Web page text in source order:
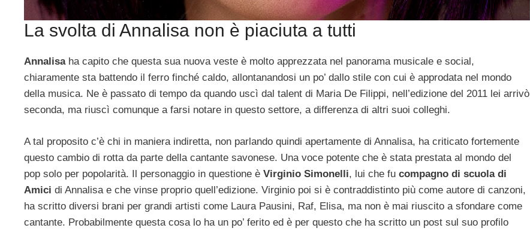
La svolta di Annalisa non è piaciuta a tutti
Annalisaha capito che questa sua nuova veste è molto apprezzata nel panorama musicale e social,
chiaramente sta battendo il ferro finché caldo, allontanandosi un po’ dallo stile con cui è approdata nel mondo
della musica. Ne è passato di tempo da quando uscì dal talent di Maria De Filippi, nell’edizione del 2011 lei arrivò
seconda, ma riuscì comunque a farsi notare in questo settore, a differenza di altri suoi colleghi.
A tal proposito c’è chi in maniera indiretta, non parlando quindi apertamente di Annalisa, ha criticato fortemente
questo cambio di rotta da parte della cantante savonese. Una voce potente che è stata prestata al mondo del
pop solo per popolarità. Il personaggio in questione è Virginio Simonelli, lui che fu compagno di scuola di
Amici di Annalisa e che vinse proprio quell’edizione. Virginio poi si è contraddistinto più come autore di canzoni,
ha scritto diversi brani per grandi artisti come Laura Pausini, Raf, Elisa, ma non è mai riuscito a sfondare come
cantante. Probabilmente questa cosa lo ha un po’ ferito ed è per questo che ha scritto un post sul suo profilo